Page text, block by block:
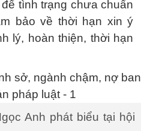
tình trạng chưa chuẩn
bảo về thời hạn xin ý
lý, hoàn thiện, thời hạn
Anh phát biểu tại hội